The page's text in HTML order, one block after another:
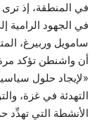
في المنطقة، إذ ترى
في الجهود الرامية
سامويل وربيرغ،
أن واشنطن تؤكد مرة
«لإيجاد حلول
التهدئة في غزة،
الأنشطة التي تهدِّد